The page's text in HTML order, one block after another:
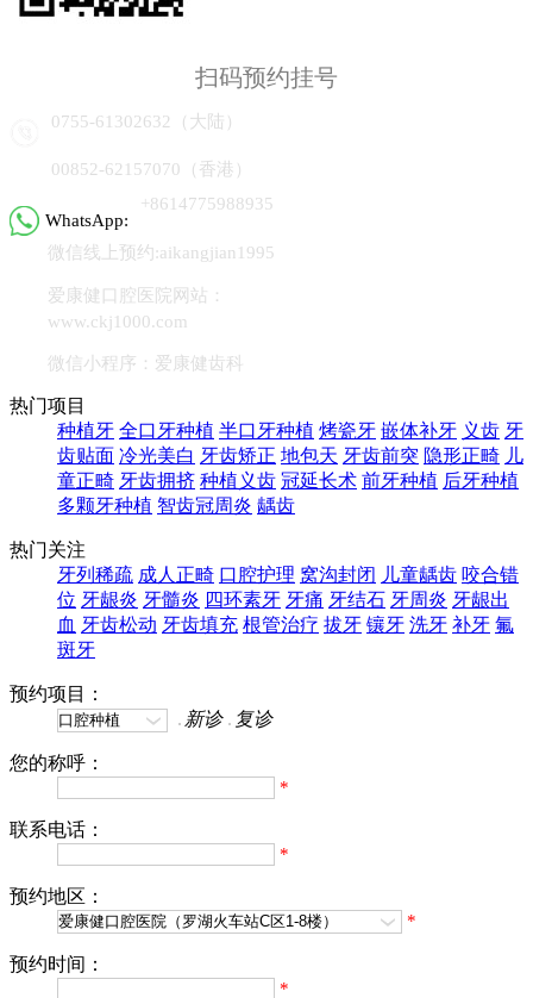
扫码预约挂号
0755-61302632（大陆）
00852-62157070（香港）
WhatsApp:
+8614775988935
微信线上预约:aikangjian1995
爱康健口腔医院网站：
www.ckj1000.com
微信小程序：爱康健齿科
热门项目
种植牙 全口牙种植 半口牙种植 烤瓷牙 嵌体补牙 义齿 牙
齿贴面 冷光美白 牙齿矫正 地包天 牙齿前突 隐形正畸 儿
童正畸 牙齿拥挤 种植义齿 冠延长术 前牙种植 后牙种植
多颗牙种植 智齿冠周炎 龋齿
热门关注
牙列稀疏 成人正畸 口腔护理 窝沟封闭 儿童龋齿 咬合错
位 牙龈炎 牙髓炎 四环素牙 牙痛 牙结石 牙周炎 牙龈出
血 牙齿松动 牙齿填充 根管治疗 拔牙 镶牙 洗牙 补牙 氟
斑牙
预约项目：
新诊
复诊
您的称呼：
*
联系电话：
*
预约地区：
*
预约时间：
*